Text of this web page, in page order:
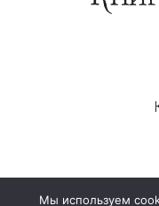
Мы используем